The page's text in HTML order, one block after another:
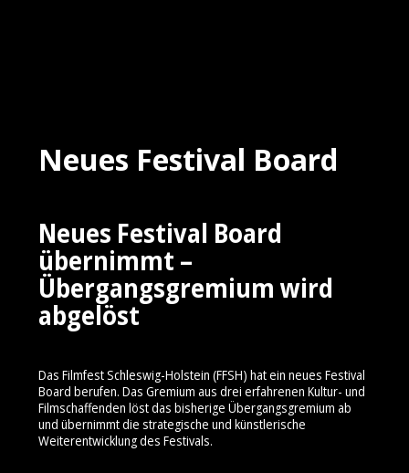
Neues Festival Board
Neues Festival Board
übernimmt –
Übergangsgremium wird
abgelöst
Das Filmfest Schleswig-Holstein (FFSH) hat ein neues Festival
Board berufen. Das Gremium aus drei erfahrenen Kultur- und
Filmschaffenden löst das bisherige Übergangsgremium ab
und übernimmt die strategische und künstlerische
Weiterentwicklung des Festivals.